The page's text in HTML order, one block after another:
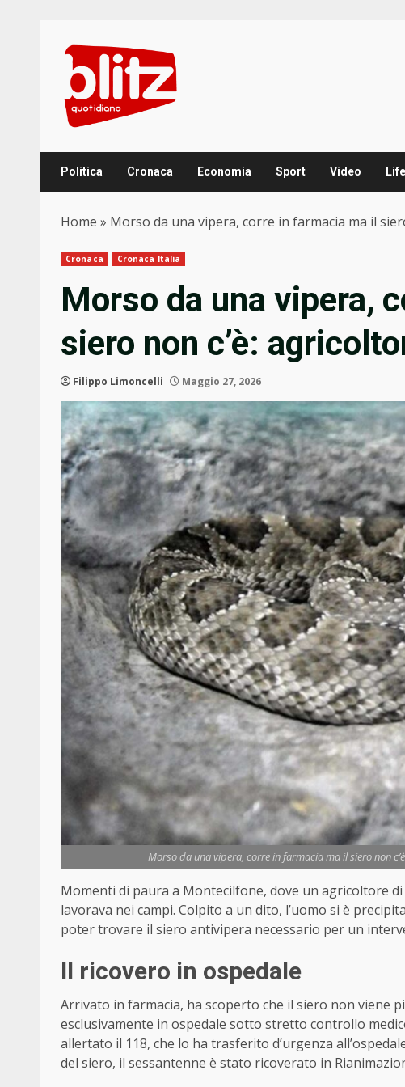
content
Politica Cronaca Economia Sport Video
Home » Morso da una vipera, corre in farmacia ma il
Cronaca Cronaca Italia
Morso da una vipera,
siero non c’è:
Filippo Limoncelli Maggio 27, 2026
Morso da una vipera, corre in farmacia ma il siero non
Momenti di paura a Montecilfone, dove un agricoltore
lavorava nei campi. Colpito a un dito, l’uomo si è
poter trovare il siero antivipera necessario per un
Il ricovero in ospedale
Arrivato in farmacia, ha scoperto che il siero non
esclusivamente in ospedale sotto stretto controllo
allertato il 118, che lo ha trasferito d’urgenza
del siero, il sessantenne è stato ricoverato in